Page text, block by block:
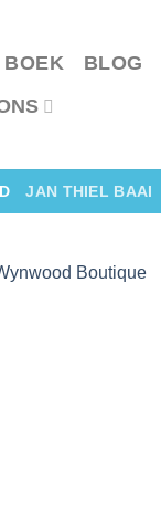
BOEK BLOG
JAN THIEL BAAI